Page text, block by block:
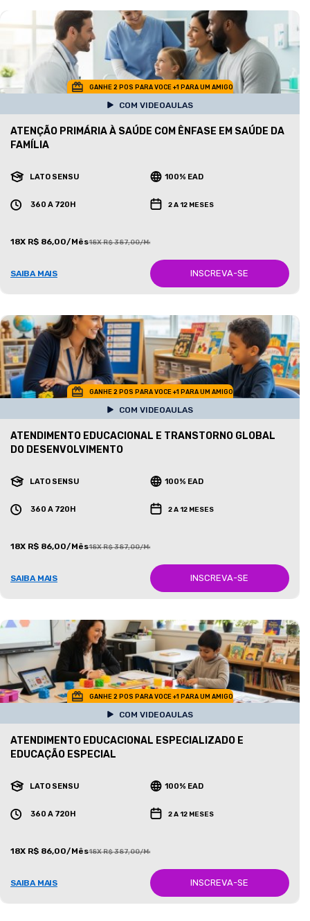
GANHE 2 POS PARA VOCE +1 PARA UM AMIGO
COM VIDEOAULAS
ATENÇÃO PRIMÁRIA À SAÚDE COM ÊNFASE EM SAÚDE DA
FAMÍLIA
LATO SENSU 100% EAD
360 A 720H 2 A 12 MESES
18X R$ 86,00/Mês18X R$ 387,00/Mês
SAIBA MAIS INSCREVA-SE
GANHE 2 POS PARA VOCE +1 PARA UM AMIGO
COM VIDEOAULAS
ATENDIMENTO EDUCACIONAL E TRANSTORNO GLOBAL
DO DESENVOLVIMENTO
LATO SENSU 100% EAD
360 A 720H 2 A 12 MESES
18X R$ 86,00/Mês18X R$ 387,00/Mês
SAIBA MAIS INSCREVA-SE
GANHE 2 POS PARA VOCE +1 PARA UM AMIGO
COM VIDEOAULAS
ATENDIMENTO EDUCACIONAL ESPECIALIZADO E
EDUCAÇÃO ESPECIAL
LATO SENSU 100% EAD
360 A 720H 2 A 12 MESES
18X R$ 86,00/Mês18X R$ 387,00/Mês
SAIBA MAIS INSCREVA-SE